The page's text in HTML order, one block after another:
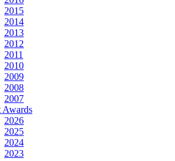
2015
2014
2013
2012
2011
2010
2009
2008
2007
Awards
2026
2025
2024
2023